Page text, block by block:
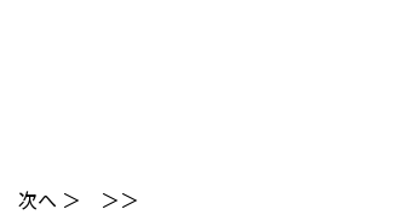
次へ ＞ ＞＞